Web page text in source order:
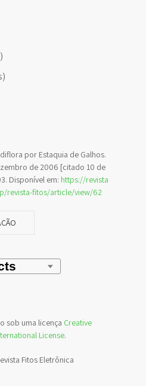
por Estaquia de Galhos.
de 2006 [citado 10 de
Disponível em: https://revista
revista-fitos/article/view/62
sob uma licença Creative
License.
Fitos Eletrônica